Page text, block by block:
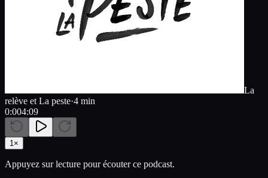
La
relève et La peste·4 min
0:004:09
1 ×
Appuyez sur lecture pour écouter ce podcast.